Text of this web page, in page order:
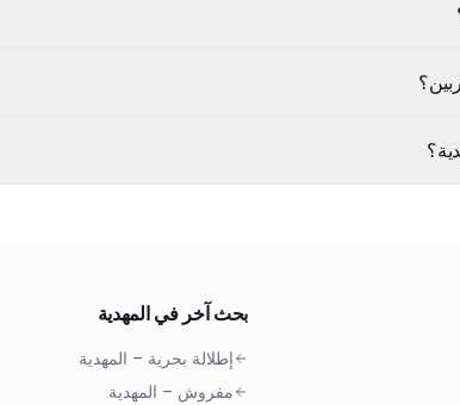
بحث آخر في المهدية
إطلالة بحرية – المهدية
مفروش – المهدية